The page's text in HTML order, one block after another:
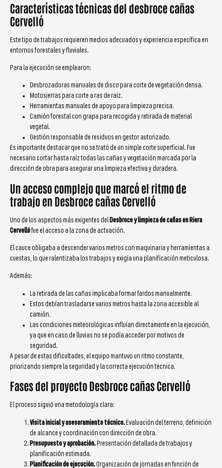
Características técnicas del desbroce cañas
Cervelló
Este tipo de trabajos requieren medios adecuados y experiencia específica en
entornos forestales y fluviales.
Para la ejecución se emplearon:
Desbrozadoras manuales de disco para corte de vegetación densa.
Motosierras para corte a ras de raíz.
Herramientas manuales de apoyo para limpieza precisa.
Camión forestal con grapa para recogida y retirada de material
vegetal.
Gestión responsable de residuos en gestor autorizado.
Es importante destacar que no se trató de un simple corte superficial. Fue
necesario cortar hasta raíz todas las cañas y vegetación marcada por la
dirección de obra para asegurar una limpieza efectiva y duradera.
Un acceso complejo que marcó el ritmo de
trabajo en Desbroce cañas Cervelló
Uno de los aspectos más exigentes del Desbroce y limpieza de cañas en Riera
Cervellófue el acceso a la zona de actuación.
El cauce obligaba a descender varios metros con maquinaria y herramientas a
cuestas, lo que ralentizaba los trabajos y exigía una planificación meticulosa.
Además:
La retirada de las cañas implicaba formar fardos manualmente.
Estos debían trasladarse varios metros hasta la zona accesible al
camión.
Las condiciones meteorológicas influían directamente en la ejecución,
ya que en caso de lluvias no se podía acceder por motivos de
seguridad.
A pesar de estas dificultades, el equipo mantuvo un ritmo constante,
priorizando siempre la seguridad y la correcta ejecución técnica.
Fases del proyecto Desbroce cañas Cervelló
El proceso siguió una metodología clara:
Visita inicial y asesoramiento técnico. Evaluación del terreno, definición
de alcance y coordinación con dirección de obra.
Presupuesto y aprobación. Presentación detallada de trabajos y
planificación estimada.
Planificación de ejecución. Organización de jornadas en función de